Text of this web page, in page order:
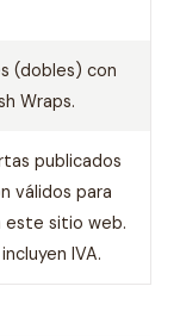
(dobles) con
Wraps.
publicados
válidos para
este sitio web.
IVA.